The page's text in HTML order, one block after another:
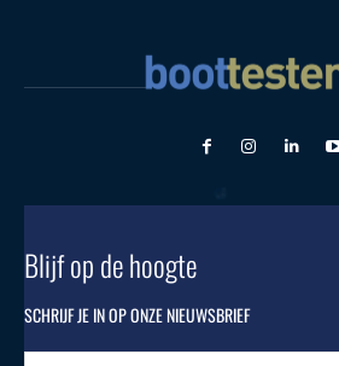
Blijf op de hoogte
SCHRIJF JE IN OP ONZE NIEUWSBRIEF